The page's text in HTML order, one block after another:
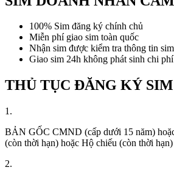
100% Sim đăng ký chính chủ
Miễn phí giao sim toàn quốc
Nhận sim được kiểm tra thông tin
Giao sim 24h không phát sinh chi
THỦ TỤC ĐĂNG KÝ SIM
1.
BẢN GỐC CMND (cấp dưới 15 năm)
(còn thời hạn) hoặc Hộ chiếu (còn thời
2.